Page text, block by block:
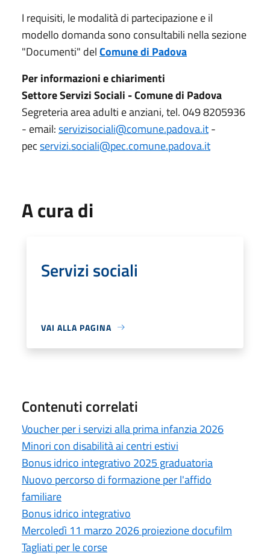
I requisiti, le modalità di partecipazione e il
modello domanda sono consultabili nella sezione
"Documenti" delComune di Padova
Per informazioni e chiarimenti
Settore Servizi Sociali - Comune di Padova
Segreteria area adulti e anziani, tel. 049 8205936
- email:servizisociali@comune.padova.it-
pecservizi.sociali@pec.comune.padova.it
A cura di
Servizi sociali
VAI ALLA PAGINA
Contenuti correlati
Voucher per i servizi alla prima infanzia 2026
Minori con disabilità ai centri estivi
Bonus idrico integrativo 2025 graduatoria
Nuovo percorso di formazione per l'affido
familiare
Bonus idrico integrativo
Mercoledì 11 marzo 2026 proiezione docufilm
Tagliati per le corse